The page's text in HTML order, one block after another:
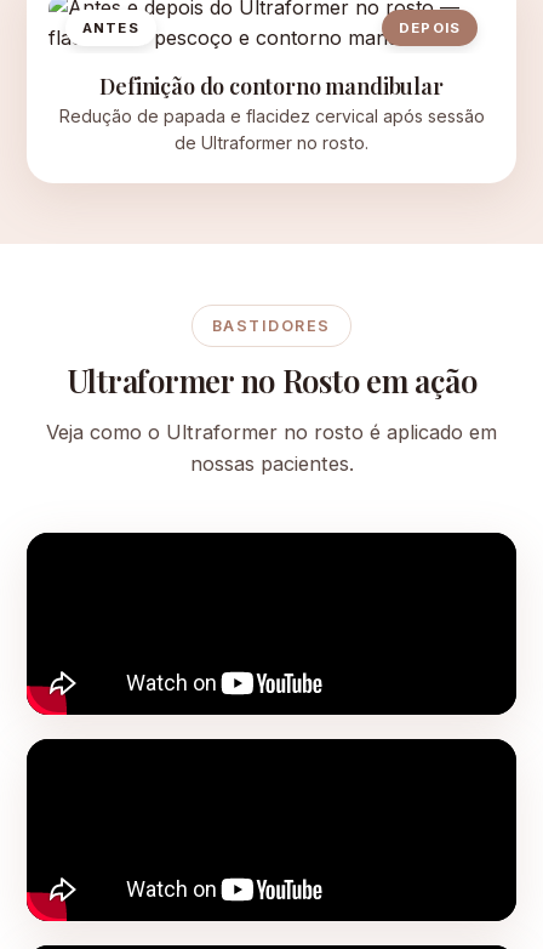
ANTES DEPOIS
Definição do contorno mandibular
Redução de papada e flacidez cervical após sessão
de Ultraformer no rosto.
BASTIDORES
Ultraformer no Rosto em ação
Veja como o Ultraformer no rosto é aplicado em
nossas pacientes.